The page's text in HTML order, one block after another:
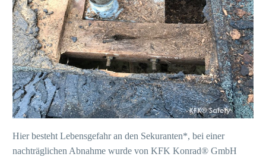
Hier besteht Lebensgefahr an den Sekuranten*, bei einer
nachträglichen Abnahme wurde von KFK Konrad® GmbH